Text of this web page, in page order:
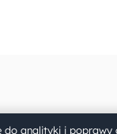
O
analityki i poprawy